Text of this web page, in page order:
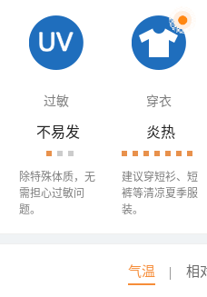
过敏 穿衣
不易发
除特殊体质，无
需担心过敏问
题。
炎热
建议穿短衫、短
裤等清凉夏季服
装。
气温 相